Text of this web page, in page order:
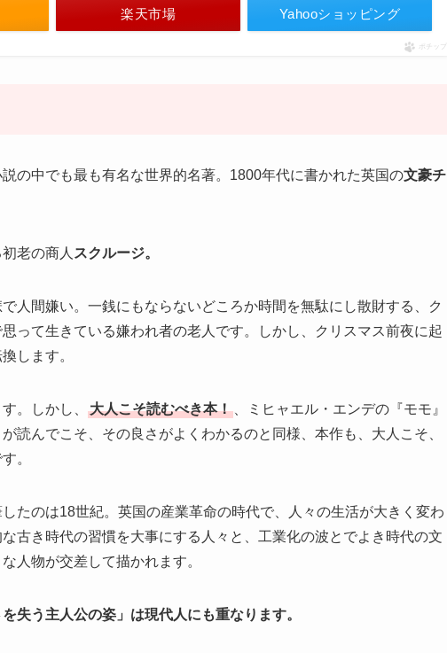
楽天市場 Yahooショッピング
ポチップ
の中でも最も有名な世界的名著。1800年代に書かれた英国の文豪チ
老の商人 スクルージ。
人間嫌い。一銭にもならないどころか時間を無駄にし散財する、ク
って生きている嫌われ者の老人です。しかし、クリスマス前夜に起
します。
。しかし、 大人こそ読むべき本！
、ミヒャエル・エンデの『モモ』
読んでこそ、その良さがよくわかるのと同様、本作も、大人こそ、
。
たのは18世紀。英国の産業革命の時代で、人々の生活が大きく変わ
古き時代の習慣を大事にする人々と、工業化の波とでよき時代の文
人物が交差して描かれます。
失う主人公の姿」は現代人にも重なります。